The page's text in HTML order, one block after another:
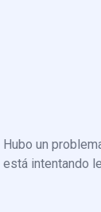
Hubo un
está intentando